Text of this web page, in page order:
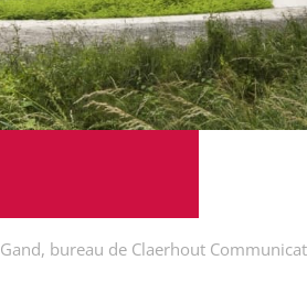
Gand, bureau de Claerhout